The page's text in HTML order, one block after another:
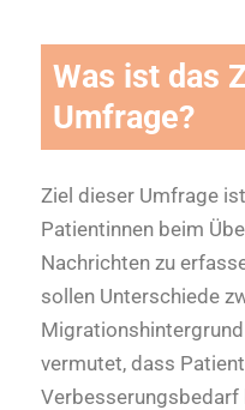
Was ist das
Umfrage?
Ziel dieser Umfrage
Patientinnen beim
Nachrichten zu
sollen Unterschiede
vermutet, dass
Verbesserungsbedarf